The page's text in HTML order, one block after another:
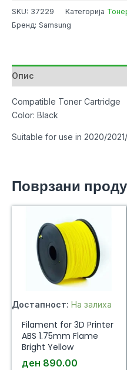
SKU: 37229 Категорија
Бренд: Samsung
Опис
Compatible Toner Cartridge
Color: Black
Suitable for use in 2020/
Поврзани
Достапност: На залиха
Filament for 3D Printer
ABS 1.75mm Flame
Bright Yellow
ден 890.00